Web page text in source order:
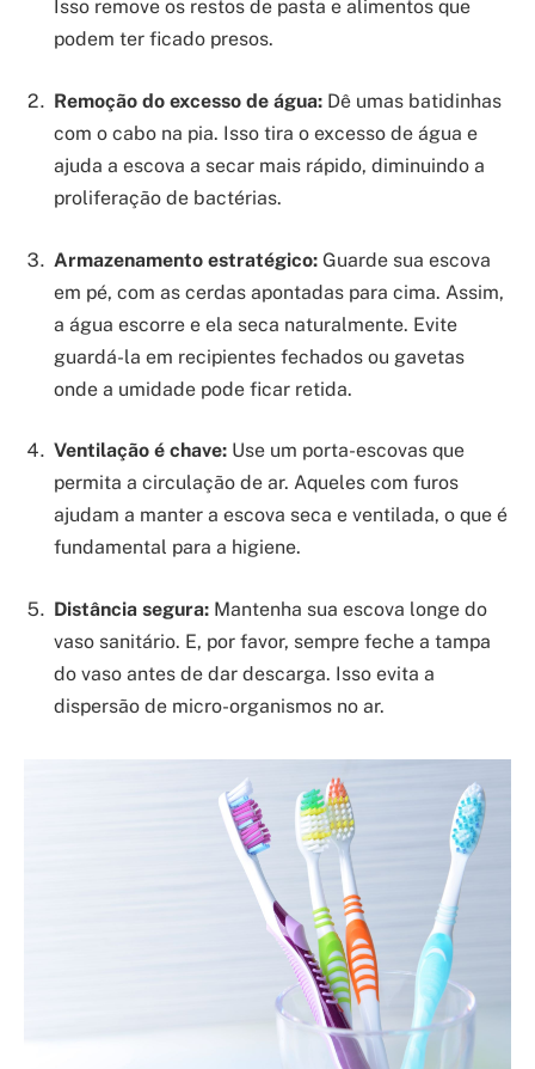
Isso remove os restos de pasta e alimentos que
podem ter ficado presos.
Remoção do excesso de água: Dê umas batidinhas
com o cabo na pia. Isso tira o excesso de água e
ajuda a escova a secar mais rápido, diminuindo a
proliferação de bactérias.
Armazenamento estratégico: Guarde sua escova
em pé, com as cerdas apontadas para cima. Assim,
a água escorre e ela seca naturalmente. Evite
guardá-la em recipientes fechados ou gavetas
onde a umidade pode ficar retida.
Ventilação é chave: Use um porta-escovas que
permita a circulação de ar. Aqueles com furos
ajudam a manter a escova seca e ventilada, o que é
fundamental para a higiene.
Distância segura: Mantenha sua escova longe do
vaso sanitário. E, por favor, sempre feche a tampa
do vaso antes de dar descarga. Isso evita a
dispersão de micro-organismos no ar.